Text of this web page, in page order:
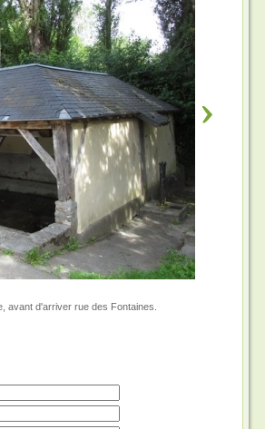
avant d'arriver rue des Fontaines.